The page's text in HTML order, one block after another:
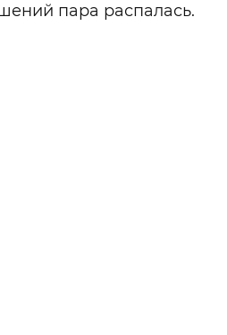
пара распалась.